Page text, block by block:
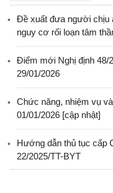
Đề xuất đưa người chịu
nguy cơ rối loạn tâm
Điểm mới Nghị định
29/01/2026
Chức năng, nhiệm vụ
01/01/2026 [cập nhật]
Hướng dẫn thủ tục cấp
22/2025/TT-BYT